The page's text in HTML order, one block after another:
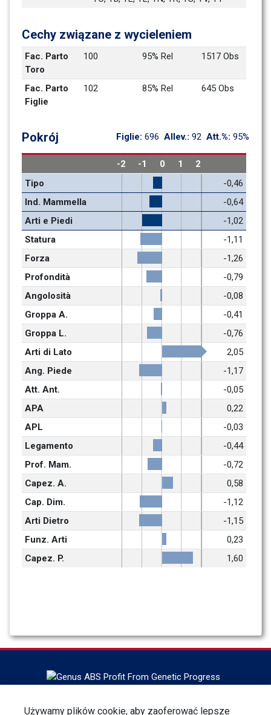
Cechy związane z wycieleniem
Fac. Parto
Toro
100 95% Rel 1517 Obs
Fac. Parto
Figlie
102 85% Rel 645 Obs
Pokrój Figlie: 696 Allev.: 92 Att.%: 95%
-2 -1 0 1
2
Tipo
-0,46
Ind. Mammella
-0,64
Arti e Piedi
-1,02
Statura
-1,11
Forza
-1,26
Profondità
-0,79
Angolosità
-0,08
Groppa A.
-0,41
Groppa L.
-0,76
Arti di Lato
2,05
Ang. Piede
-1,17
Att. Ant.
-0,05
APA
0,22
APL
-0,03
Legamento
-0,44
Prof. Mam.
-0,72
Capez. A.
0,58
Cap. Dim.
-1,12
Arti Dietro
-1,15
Funz. Arti
0,23
Capez. P.
1,60
Używamy plików cookie, aby zaoferować lepsze